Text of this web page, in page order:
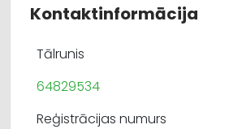
Kontaktinformācija
Tālrunis
64829534
Reģistrācijas numurs